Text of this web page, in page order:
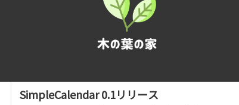
SimpleCalendar 0.1リリース